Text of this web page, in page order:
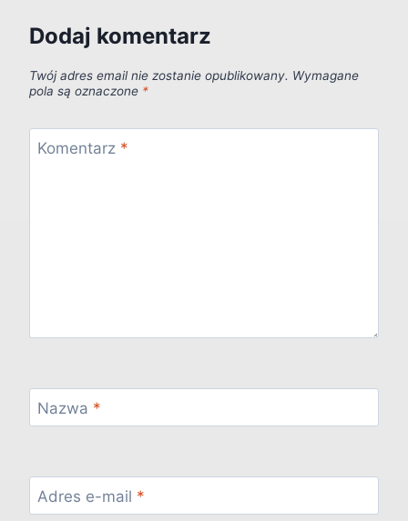
Dodaj komentarz
Twój adres email nie zostanie opublikowany. Wymagane
pola są oznaczone *
Komentarz *
Nazwa *
Adres e-mail *